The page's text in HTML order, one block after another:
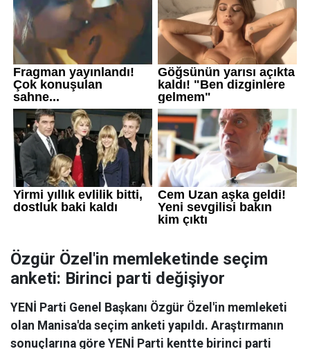
Özgür Özel'in memleketinde seçim
anketi: Birinci parti değişiyor
YENİ Parti Genel Başkanı Özgür Özel'in memleketi
olan Manisa'da seçim anketi yapıldı. Araştırmanın
sonuçlarına göre YENİ Parti kentte birinci parti